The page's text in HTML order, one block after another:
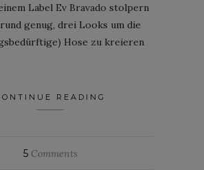
Label Ev Bravado stolpern
genug, drei Looks um die
Hose zu kreieren
READING
5Comments